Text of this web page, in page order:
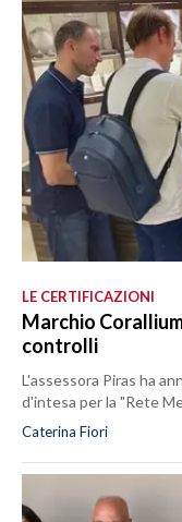
LE CERTIFICAZIONI
Marchio
controlli
L'assessora Piras ha
d'intesa per la "Rete
Caterina Fiori